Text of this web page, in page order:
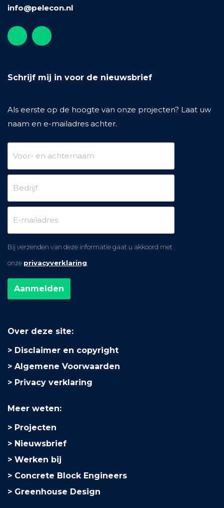
info@pelecon.nl
Schrijf mij in voor de nieuwsbrief
Als eerste op de hoogte van onze projecten? Laat uw
naam en e-mailadres achter.
Bij verzenden van deze informatie gaat u akkoord met
onze privacyverklaring
Over deze site:
Disclaimer en copyright
Algemene Voorwaarden
Privacy verklaring
Meer weten:
Projecten
Nieuwsbrief
Werken bij
Concrete Block Engineers
Greenhouse Design